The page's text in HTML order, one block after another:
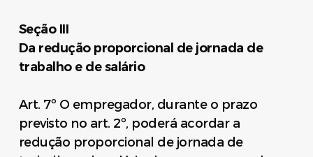
Seção III
Da redução proporcional de jornada de
trabalho e de salário
Art. 7º O empregador, durante o prazo
previsto no art. 2º, poderá acordar a
redução proporcional de jornada de